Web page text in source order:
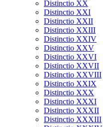
Distinctio XX
Distinctio XXI
Distinctio XXII
Distinctio XXIII
Distinctio XXIV
Distinctio XXV
Distinctio XXVI
Distinctio XXVII
Distinctio XXVIII
Distinctio XXIX
Distinctio XXX
Distinctio XXXI
Distinctio XXXII
Distinctio XXXIII